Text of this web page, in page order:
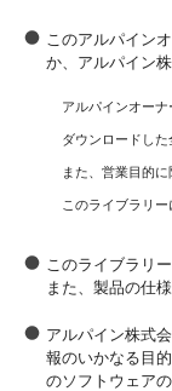
このアルパイン
か、アルパイン
アルパインオー
ダウンロードし
また、営業目的
このライブラリ
このライブラリ
また、製品の仕
アルパイン株式
報のいかなる目
のソフトウェア